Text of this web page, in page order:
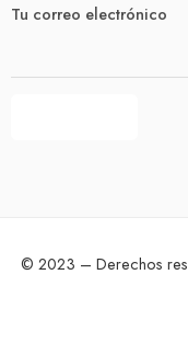
Tu correo electrónico
© 2023 – Derechos